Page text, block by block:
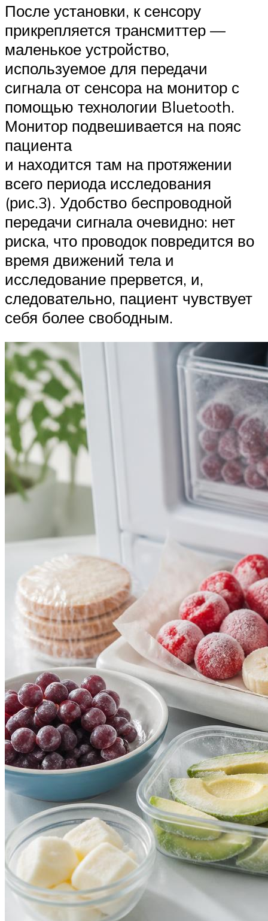
После установки, к сенсору
прикрепляется трансмиттер —
маленькое устройство,
используемое для передачи
сигнала от сенсора на монитор с
помощью технологии Bluetooth.
Монитор подвешивается на пояс
пациента
и находится там на протяжении
всего периода исследования
(рис.3). Удобство беспроводной
передачи сигнала очевидно: нет
риска, что проводок повредится во
время движений тела и
исследование прервется, и,
следовательно, пациент чувствует
себя более свободным.